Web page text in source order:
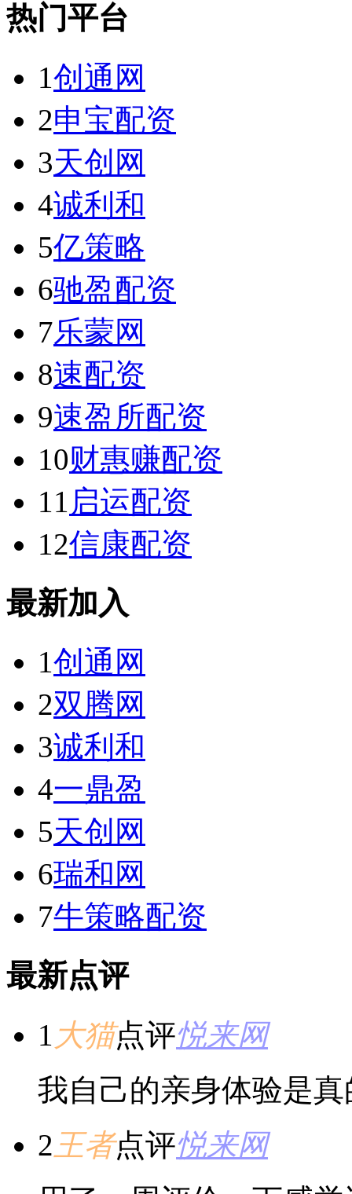
热门平台
1创通网
2申宝配资
3天创网
4诚利和
5亿策略
6驰盈配资
7乐蒙网
8速配资
9速盈所配资
10财惠赚配资
11 启运配资
12信康配资
最新加入
1创通网
2双腾网
3诚利和
4一鼎盈
5天创网
6瑞和网
7牛策略配资
最新点评
1 大猫点评悦来网
我自己的亲身体验是
2 王者点评悦来网